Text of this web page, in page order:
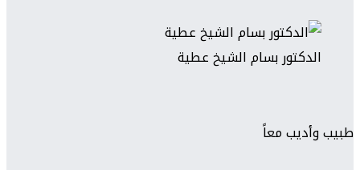
الدكتور بسام الشيخ عطية
طبيب وأديب معاً